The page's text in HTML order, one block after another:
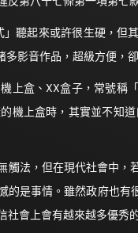
聽起來或許很生硬，但
影音作品，超級方便，
上盒、XX盒子，常號稱
機上盒時，其實並不知
法，但在現代社會中
是事情。雖然政府也
會上會有越來越多優秀